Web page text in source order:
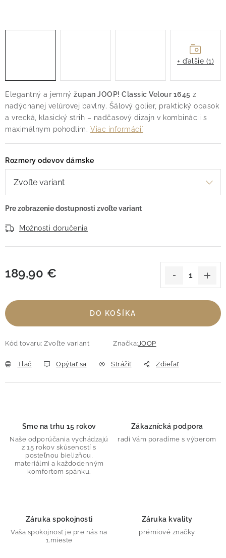
Elegantný a jemný župan JOOP! Classic Velour 1645 z
nadýchanej velúrovej bavlny. Šálový golier, praktický opasok
a vrecká, klasický strih – nadčasový dizajn v kombinácii s
maximálnym pohodlím. Viac informácií
Rozmery odevov dámske
Možnosti doručenia
189,90 €
DO KOŠÍKA
Kód tovaru: Zvoľte variant Značka:JOOP
Tlač Opýtať sa Strážiť Zdieľať
+ ďalšie (1)
Sme na trhu 15 rokov
Naše odporúčania vychádzajú
z 15 rokov skúseností s
posteľnou bielizňou,
materiálmi a každodenným
komfortom spánku.
Zákaznícká podpora
radi Vám poradíme s výberom
Záruka spokojnosti
Vaša spokojnosť je pre nás na
1.mieste
Záruka kvality
prémiové značky